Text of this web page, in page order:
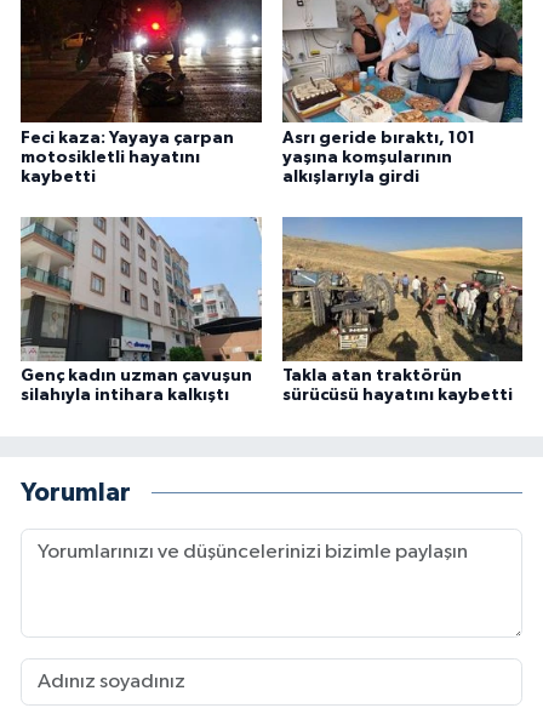
Feci kaza: Yayaya çarpan
motosikletli hayatını
kaybetti
Asrı geride bıraktı, 101
yaşına komşularının
alkışlarıyla girdi
Genç kadın uzman çavuşun
silahıyla intihara kalkıştı
Takla atan traktörün
sürücüsü hayatını kaybetti
Yorumlar